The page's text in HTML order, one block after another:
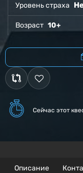
Уровень страха
Возраст 10+
Сейчас этот
Описание